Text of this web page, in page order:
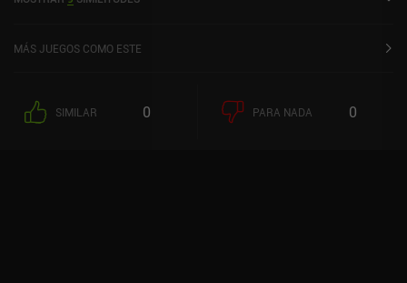
en la App Store de iOS.
MÁS JUEGOS COMO ESTE
SIMILAR 0 PARA NADA 0